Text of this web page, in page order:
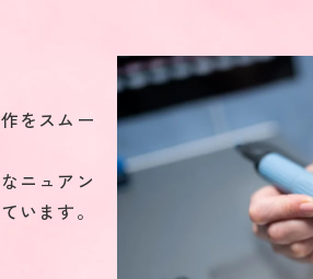
をスムー
ニュアン
います。